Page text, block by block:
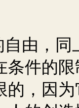
自由，
条件的
的，因